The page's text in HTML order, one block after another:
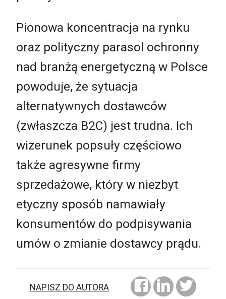
Pionowa koncentracja na rynku
oraz polityczny parasol ochronny
nad branżą energetyczną w Polsce
powoduje, że sytuacja
alternatywnych dostawców
(zwłaszcza B2C) jest trudna. Ich
wizerunek popsuły częściowo
także agresywne firmy
sprzedażowe, który w niezbyt
etyczny sposób namawiały
konsumentów do podpisywania
umów o zmianie dostawcy prądu.
NAPISZ DO AUTORA